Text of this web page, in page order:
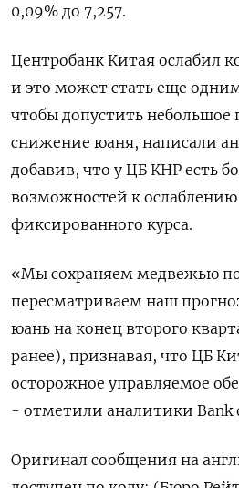
0,09% до 7,257.
Центробанк Китая ослабил
и это может стать еще
чтобы допустить небольшое
снижение юаня, написали
добавив, что у ЦБ КНР есть
возможностей к ослаблению
фиксированного курса.
«Мы сохраняем медвежью
пересматриваем наш
юань на конец второго
ранее), признавая, что ЦБ
осторожное управляемое
- отметили аналитики Bank
Оригинал сообщения на